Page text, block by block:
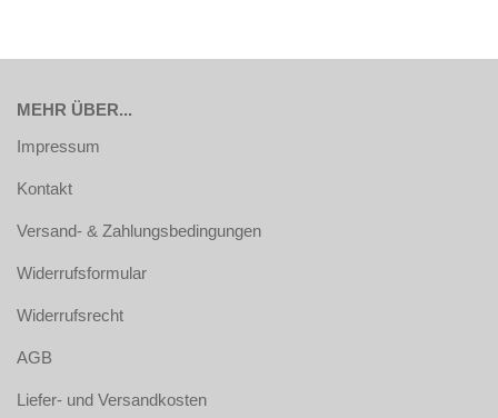
MEHR ÜBER...
Impressum
Kontakt
Versand- & Zahlungsbedingungen
Widerrufsformular
Widerrufsrecht
AGB
Liefer- und Versandkosten